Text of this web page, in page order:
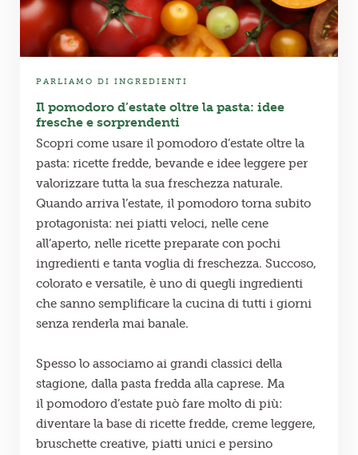
PARLIAMO DI INGREDIENTI
Il pomodoro d’estate oltre la pasta: idee
fresche e sorprendenti
Scopri come usare il pomodoro d’estate oltre la
pasta: ricette fredde, bevande e idee leggere per
valorizzare tutta la sua freschezza naturale.
Quando arriva l’estate, il pomodoro torna subito
protagonista: nei piatti veloci, nelle cene
all’aperto, nelle ricette preparate con pochi
ingredienti e tanta voglia di freschezza. Succoso,
colorato e versatile, è uno di quegli ingredienti
che sanno semplificare la cucina di tutti i giorni
senza renderla mai banale.
Spesso lo associamo ai grandi classici della
stagione, dalla pasta fredda alla caprese. Ma
il pomodoro d’estate può fare molto di più:
diventare la base di ricette fredde, creme leggere,
bruschette creative, piatti unici e persino